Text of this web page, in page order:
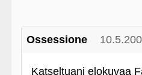
Ossessione
Katseltuani elokuvaa